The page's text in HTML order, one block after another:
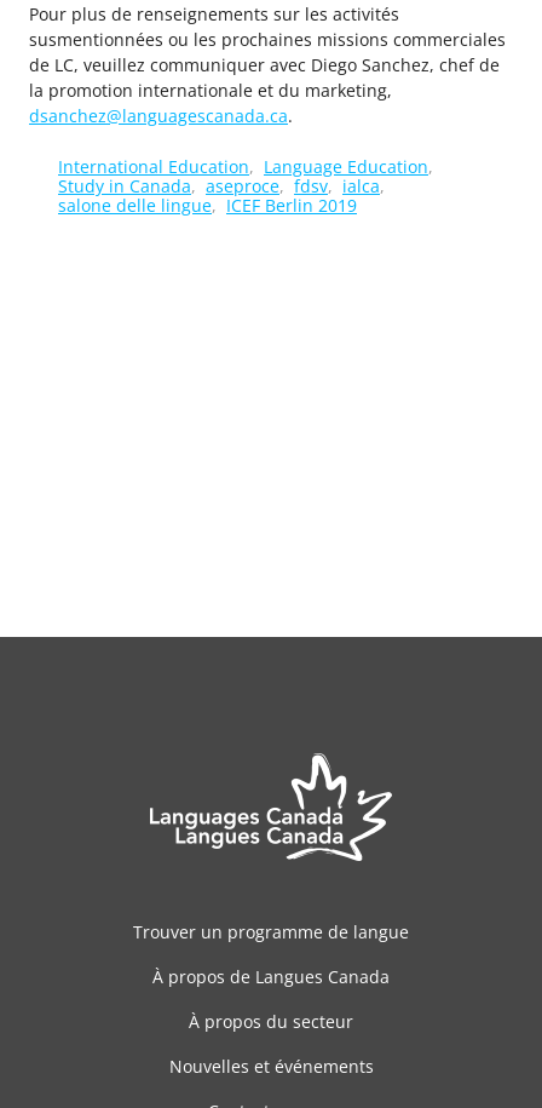
Pour plus de renseignements sur les activités
susmentionnées ou les prochaines missions commerciales
de LC, veuillez communiquer avec Diego Sanchez, chef de
la promotion internationale et du marketing,
dsanchez@languagescanada.ca.
International Education
Language Education
Study in Canada
aseproce fdsv
ialca
salone delle lingue
ICEF Berlin 2019
Trouver un programme de langue
À propos de Langues Canada
À propos du secteur
Nouvelles et événements